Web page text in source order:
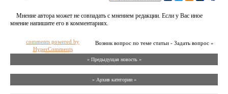
Мнение автора может не совпадать с мнением редакции. Если у Вас иное
мнение напишите его в комментариях.
Возник вопрос по теме статьи - Задать вопрос »
comments powered by
HyperComments
« Предыдущая новость «
» Архив категории «